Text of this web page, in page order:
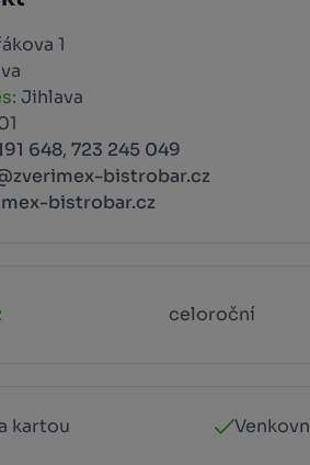
1
Jihlava
648, 723 245 049
bistrobar.cz
bistrobar.cz
celoroční
kartou